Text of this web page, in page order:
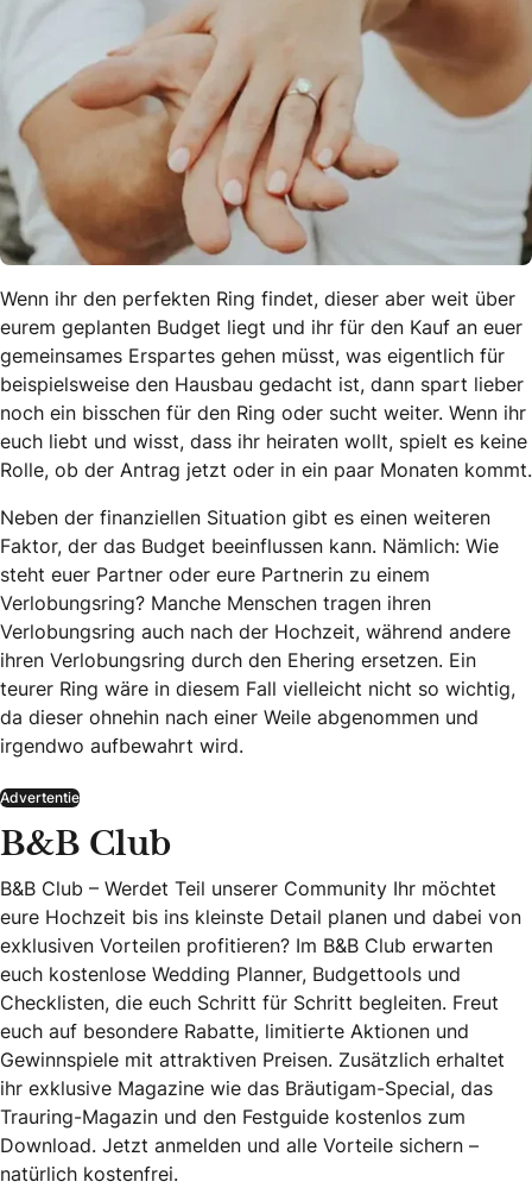
Wenn ihr den perfekten Ring findet, dieser aber weit über
eurem geplanten Budget liegt und ihr für den Kauf an euer
gemeinsames Erspartes gehen müsst, was eigentlich für
beispielsweise den Hausbau gedacht ist, dann spart lieber
noch ein bisschen für den Ring oder sucht weiter. Wenn ihr
euch liebt und wisst, dass ihr heiraten wollt, spielt es keine
Rolle, ob der Antrag jetzt oder in ein paar Monaten kommt.
Neben der finanziellen Situation gibt es einen weiteren
Faktor, der das Budget beeinflussen kann. Nämlich: Wie
steht euer Partner oder eure Partnerin zu einem
Verlobungsring? Manche Menschen tragen ihren
Verlobungsring auch nach der Hochzeit, während andere
ihren Verlobungsring durch den Ehering ersetzen. Ein
teurer Ring wäre in diesem Fall vielleicht nicht so wichtig,
da dieser ohnehin nach einer Weile abgenommen und
irgendwo aufbewahrt wird.
Advertentie
B&B Club
B&B Club – Werdet Teil unserer Community Ihr möchtet
eure Hochzeit bis ins kleinste Detail planen und dabei von
exklusiven Vorteilen profitieren? Im B&B Club erwarten
euch kostenlose Wedding Planner, Budgettools und
Checklisten, die euch Schritt für Schritt begleiten. Freut
euch auf besondere Rabatte, limitierte Aktionen und
Gewinnspiele mit attraktiven Preisen. Zusätzlich erhaltet
ihr exklusive Magazine wie das Bräutigam-Special, das
Trauring-Magazin und den Festguide kostenlos zum
Download. Jetzt anmelden und alle Vorteile sichern –
natürlich kostenfrei.